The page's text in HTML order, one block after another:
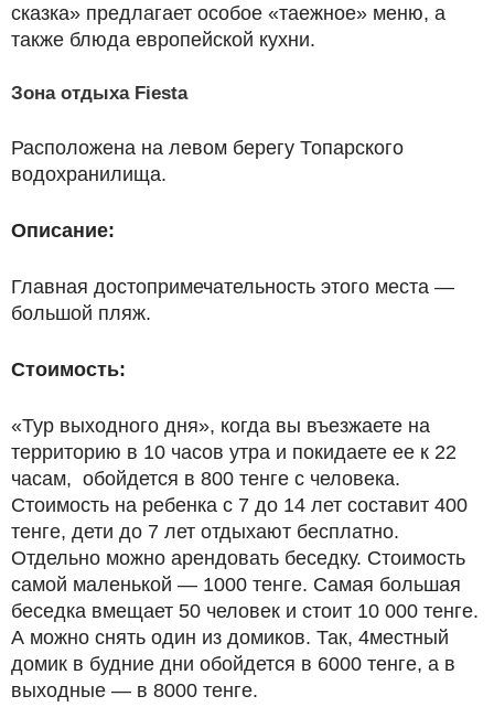
сказка» предлагает особое «таежное» меню, а
также блюда европейской кухни.
Зона отдыха Fiesta
Расположена на левом берегу Топарского
водохранилища.
Описание:
Главная достопримечательность этого места —
большой пляж.
Стоимость:
«Тур выходного дня», когда вы въезжаете на
территорию в 10 часов утра и покидаете ее к 22
часам, обойдется в 800 тенге с человека.
Стоимость на ребенка с 7 до 14 лет составит 400
тенге, дети до 7 лет отдыхают бесплатно.
Отдельно можно арендовать беседку. Стоимость
самой маленькой — 1000 тенге. Самая большая
беседка вмещает 50 человек и стоит 10 000 тенге.
А можно снять один из домиков. Так, 4­местный
домик в будние дни обойдется в 6000 тенге, а в
выходные — в 8000 тенге.